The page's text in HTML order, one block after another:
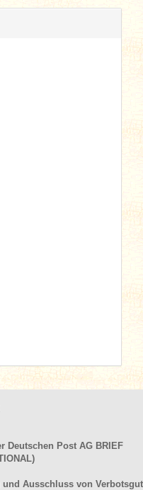
Deutschen Post AG BRIEF
Ausschluss von Verbotsgut